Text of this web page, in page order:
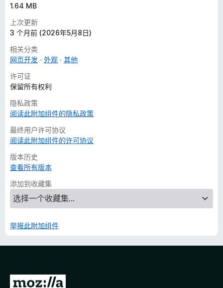
1.64 MB
上次更新
3 个月前 (2026年5月8日)
相关分类
网页开发
外观
其他
许可证
保留所有权利
隐私政策
阅读此附加组件的隐私政策
最终用户许可协议
阅读此附加组件的许可协议
版本历史
查看所有版本
添加到收藏集
举报此附加组件
转